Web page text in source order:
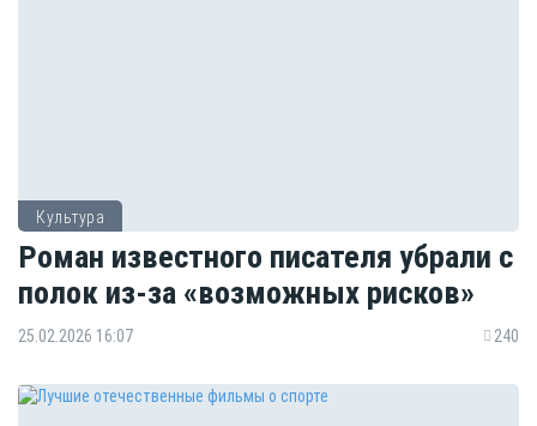
Культура
Роман известного писателя убрали с
полок из-за «возможных рисков»
25.02.2026 16:07 240